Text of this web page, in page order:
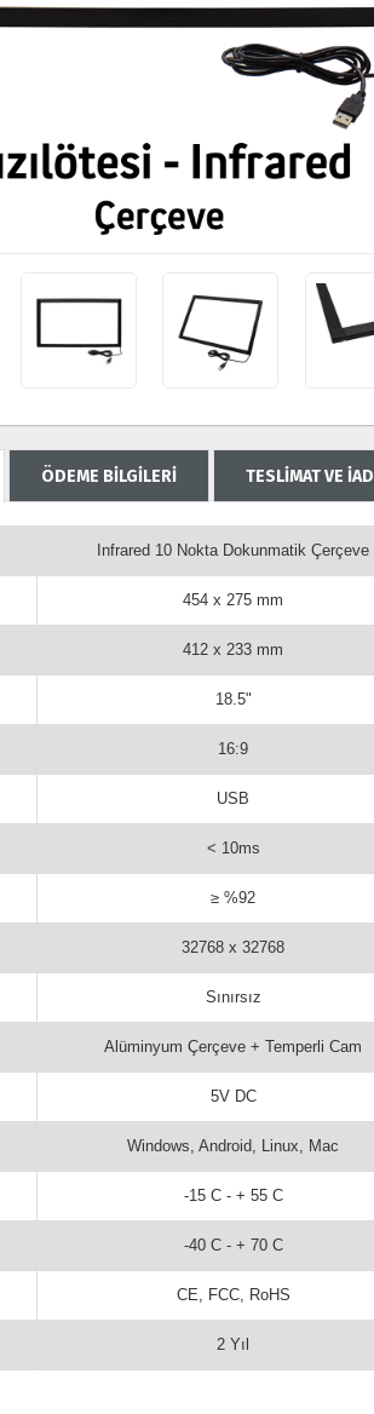
ÖDEME BİLGİLERİ TESLİMAT VE
Infrared 10 Nokta Dokunmatik Çerçeve
454 x 275 mm
412 x 233 mm
18.5"
16:9
USB
< 10ms
≥ %92
32768 x 32768
Sınırsız
Alüminyum Çerçeve + Temperli Cam
5V DC
Windows, Android, Linux, Mac
-15 C - + 55 C
-40 C - + 70 C
CE, FCC, RoHS
2 Yıl